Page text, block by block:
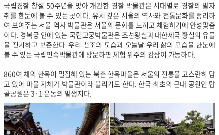
국립경찰 창설 50주년을 맞아 개관한 경찰 박물관은 시대별로 경찰의 발자
취를 한눈에 볼 수 있는 곳이다. 유서 깊은 서울의 역사와 전통문화를 정리하
여 보여주는 서울 역사 박물관은 서울의 문화를 느끼고 체험하기에 안성맞춤
이다. 경복궁 안에 있는 국립고궁박물관은 조선왕실과 대한제국 황실의 유물
을 전시하고 보존한다. 우리 선조의 모습과 오늘날 우리 삶의 모습을 한눈에
볼 수 있는 국립민속박물관에 방문하면 체험 위주의 감상이 가능하다.
860여 채의 한옥이 밀집해 있는 북촌 한옥마을은 서울의 전통을 고스란히 담
고 있어 마을 자체가 박물관이라 불리기도 한다. 한국 최초의 근대 공원인 탑
골공원은 3·1 운동의 발생지다.